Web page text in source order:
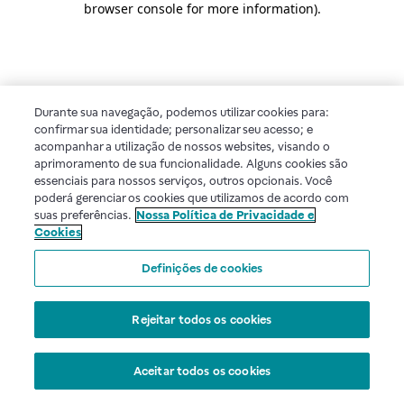
browser console for more information).
Durante sua navegação, podemos utilizar cookies para:
confirmar sua identidade; personalizar seu acesso; e
acompanhar a utilização de nossos websites, visando o
aprimoramento de sua funcionalidade. Alguns cookies são
essenciais para nossos serviços, outros opcionais. Você
poderá gerenciar os cookies que utilizamos de acordo com
suas preferências. Nossa Política de Privacidade e
Cookies
Definições de cookies
Rejeitar todos os cookies
Aceitar todos os cookies